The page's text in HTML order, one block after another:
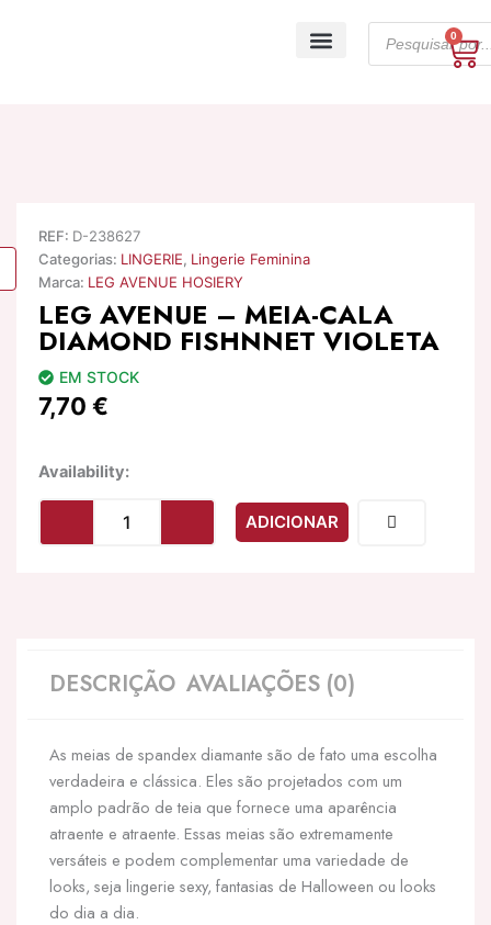
search
0
REF: D-238627
Categorias: LINGERIE, Lingerie Feminina
Marca: LEG AVENUE HOSIERY
LEG AVENUE – MEIA-CALA
DIAMOND FISHNNET VIOLETA
EM STOCK
7,70 €
Availability:Quantidade
AVENUE
VIOLETA
ADICIONAR
DESCRIÇÃO AVALIAÇÕES (0)
As meias de spandex diamante são de fato uma escolha
verdadeira e clássica. Eles são projetados com um
amplo padrão de teia que fornece uma aparência
atraente e atraente. Essas meias são extremamente
versáteis e podem complementar uma variedade de
looks, seja lingerie sexy, fantasias de Halloween ou looks
do dia a dia.